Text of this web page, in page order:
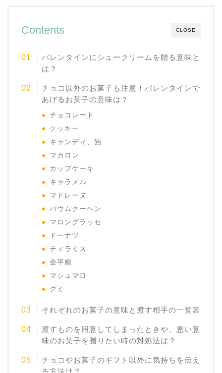
CLOSE
Contents
バレンタインにシュークリームを贈る意味と
は？
チョコ以外のお菓子も注意！バレンタインで
あげるお菓子の意味は？
チョコレート
クッキー
キャンディ、飴
マカロン
カップケーキ
キャラメル
マドレーヌ
バウムクーヘン
マロングラッセ
ドーナツ
ティラミス
金平糖
マシュマロ
グミ
それぞれのお菓子の意味と渡す相手の一覧表
渡すものを用意してしまったときや、悪い意
味のお菓子を贈りたい時の対処法は？
チョコやお菓子のギフト以外に気持ちを伝え